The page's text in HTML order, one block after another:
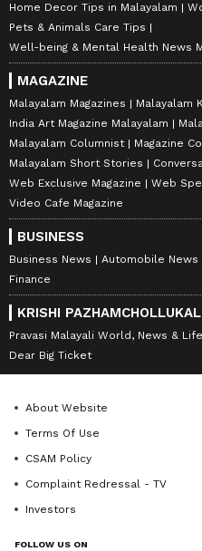
Home Decor Tips in Malayalam
Pets & Animals Care Tips
Well-being & Mental Health News
MAGAZINE
Malayalam Magazines
Malayalam
India Art Magazine Malayalam
Malayalam Columnist
Magazine
Malayalam Short Stories
Web Exclusive Magazine
Web
Video Cafe Magazine
BUSINESS
Business News Automobile News
Finance
KRISHI PAZHAMCHOLLUKAL
Pravasi Malayali World, News &
Dear Big Ticket
About Website
Terms Of Use
CSAM Policy
Complaint Redressal - TV
Investors
FOLLOW US ON